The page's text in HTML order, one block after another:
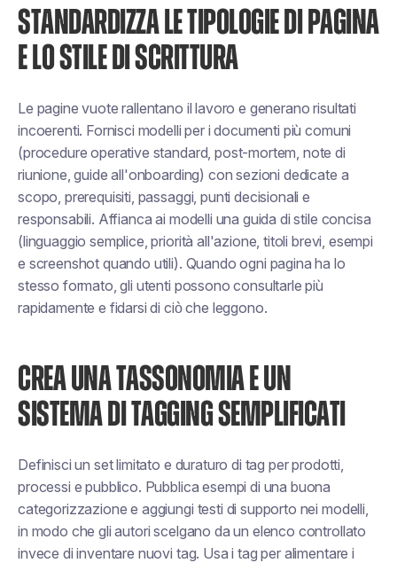
STANDARDIZZA LE TIPOLOGIE DI PAGINA
E LO STILE DI SCRITTURA
Le pagine vuote rallentano il lavoro e generano risultati
incoerenti. Fornisci modelli per i documenti più comuni
(procedure operative standard, post-mortem, note di
riunione, guide all'onboarding) con sezioni dedicate a
scopo, prerequisiti, passaggi, punti decisionali e
responsabili. Affianca ai modelli una guida di stile concisa
(linguaggio semplice, priorità all'azione, titoli brevi, esempi
e screenshot quando utili). Quando ogni pagina ha lo
stesso formato, gli utenti possono consultarle più
rapidamente e fidarsi di ciò che leggono.
CREA UNA TASSONOMIA E UN
SISTEMA DI TAGGING SEMPLIFICATI
Definisci un set limitato e duraturo di tag per prodotti,
processi e pubblico. Pubblica esempi di una buona
categorizzazione e aggiungi testi di supporto nei modelli,
in modo che gli autori scelgano da un elenco controllato
invece di inventare nuovi tag. Usa i tag per alimentare i